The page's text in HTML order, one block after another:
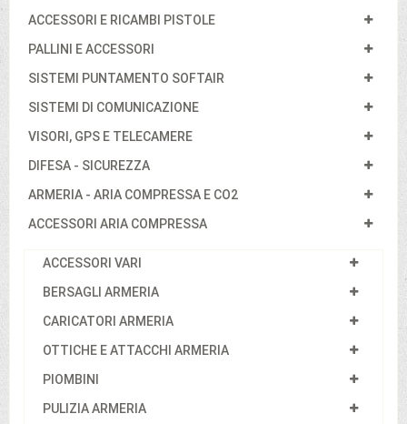
ACCESSORI E RICAMBI PISTOLE
PALLINI E ACCESSORI
SISTEMI PUNTAMENTO SOFTAIR
SISTEMI DI COMUNICAZIONE
VISORI, GPS E TELECAMERE
DIFESA - SICUREZZA
ARMERIA - ARIA COMPRESSA E CO2
ACCESSORI ARIA COMPRESSA
ACCESSORI VARI
BERSAGLI ARMERIA
CARICATORI ARMERIA
OTTICHE E ATTACCHI ARMERIA
PIOMBINI
PULIZIA ARMERIA